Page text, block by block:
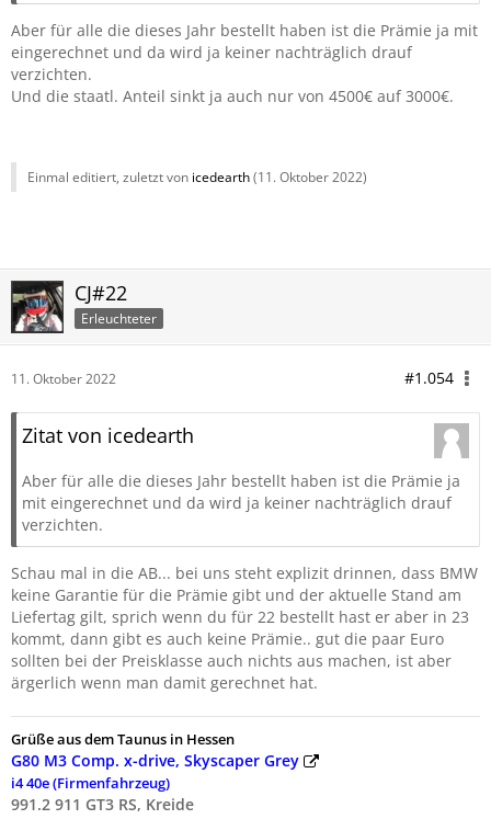
Aber für alle die dieses Jahr bestellt haben ist die Prämie ja mit
eingerechnet und da wird ja keiner nachträglich drauf
verzichten.
Und die staatl. Anteil sinkt ja auch nur von 4500€ auf 3000€.
Einmal editiert, zuletzt von icedearth(11. Oktober 2022)
CJ#22
Erleuchteter
11. Oktober 2022 #1.054
Zitat von icedearth
Aber für alle die dieses Jahr bestellt haben ist die Prämie ja
mit eingerechnet und da wird ja keiner nachträglich drauf
verzichten.
Schau mal in die AB... bei uns steht explizit drinnen, dass BMW
keine Garantie für die Prämie gibt und der aktuelle Stand am
Liefertag gilt, sprich wenn du für 22 bestellt hast er aber in 23
kommt, dann gibt es auch keine Prämie.. gut die paar Euro
sollten bei der Preisklasse auch nichts aus machen, ist aber
ärgerlich wenn man damit gerechnet hat.
Grüße aus dem Taunus in Hessen
G80 M3 Comp. x-drive, Skyscaper Grey
i4 40e (Firmenfahrzeug)
991.2 911 GT3 RS, Kreide